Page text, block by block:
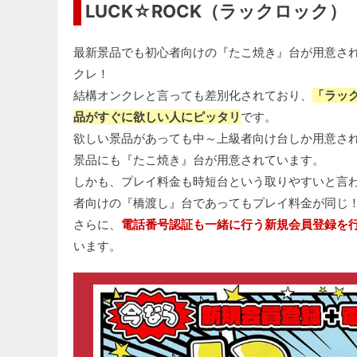
LUCK☆ROCK（ラックロック）
最新景品でも初心者向けの『たこ焼き』台が用意
クレ！
結構オンクレと言っても差別化されており、
「ラ
品がすぐに欲しい人にピッタリ です。
欲しい景品があっても中～上級者向け台しか用意
景品にも『たこ焼き』台が用意されています。
しかも、プレイ料金も時短台という取りやすいと
者向けの『橋渡し』台であってもプレイ料金が同じ
さらに、 電話番号認証も一緒に行う新規会員登録を
います。